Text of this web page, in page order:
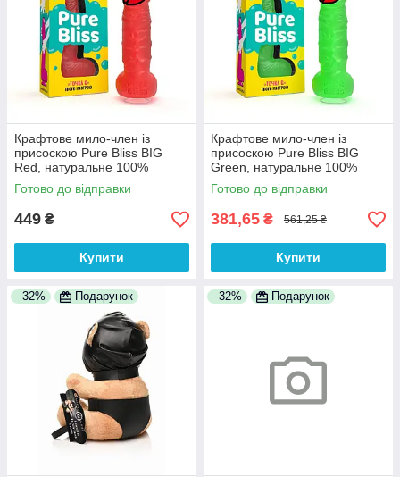
Крафтове мило-член із
присоскою Pure Bliss BIG
Red, натуральне 100%
Анонімності
Готово до відправки
449 ₴
Купити
Крафтове мило-член із
присоскою Pure Bliss BIG
Green, натуральне 100%
Анонімності
Готово до відправки
381,65 ₴ 561,25 ₴
Купити
–32% Подарунок –32% Подарунок